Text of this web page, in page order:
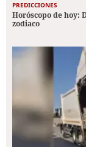
PREDICCIONES
Horóscopo de hoy:
zodiaco